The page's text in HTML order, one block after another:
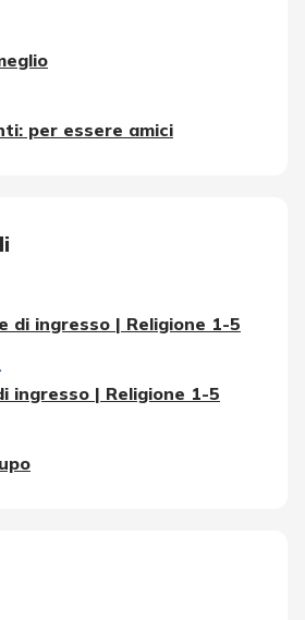
per essere amici
di ingresso | Religione 1-5
ingresso | Religione 1-5